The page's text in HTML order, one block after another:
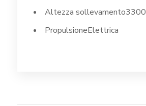
Altezza sollevamento3300
PropulsioneElettrica